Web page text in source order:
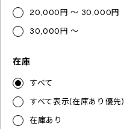
20,000円 ～ 30,000円
30,000円 ～
在庫
すべて
すべて表示(在庫あり優先)
在庫あり